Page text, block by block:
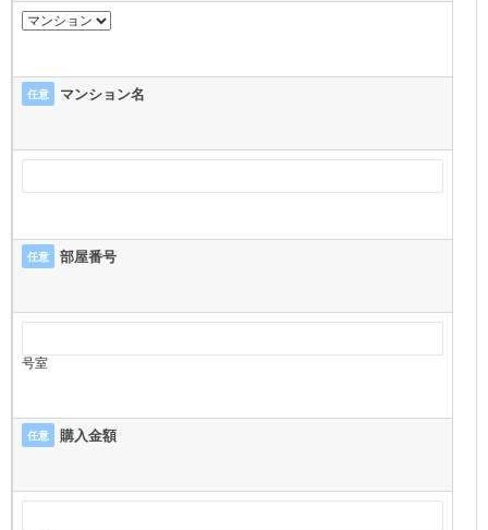
任意 マンション名
任意 部屋番号
号室
任意 購入金額